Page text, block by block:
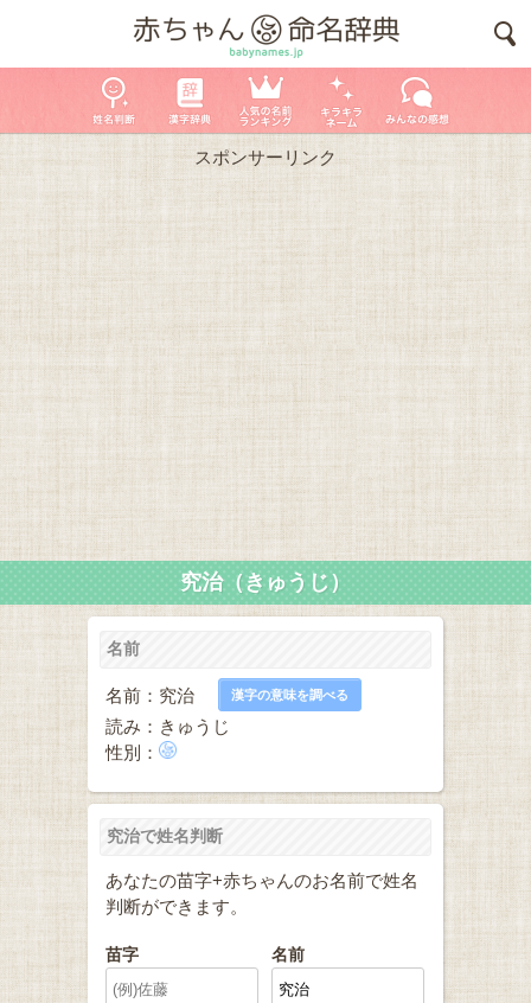
スポンサーリンク
究治（きゅうじ）
名前
名前：究治 漢字の意味を調べる
読み：きゅうじ
性別：
究治で姓名判断
あなたの苗字+赤ちゃんのお名前で姓名
判断ができます。
苗字 名前